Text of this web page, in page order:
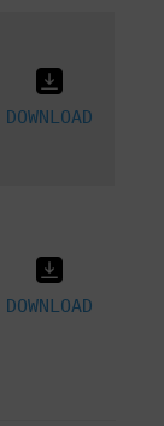
DOWNLOAD
DOWNLOAD